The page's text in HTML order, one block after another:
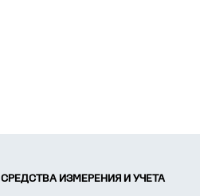
СРЕДСТВА ИЗМЕРЕНИЯ И УЧЕТА